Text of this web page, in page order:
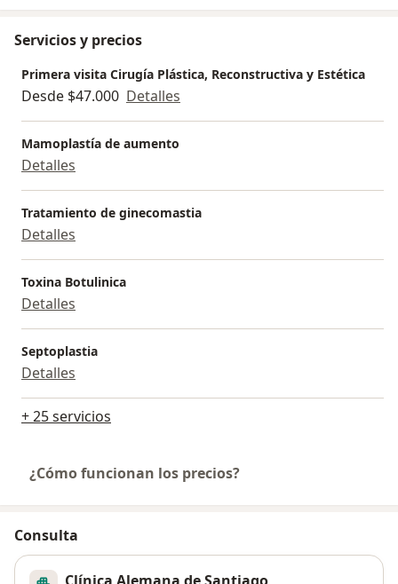
Servicios y precios
Primera visita Cirugía Plástica, Reconstructiva y Estética
Desde $47.000 Detalles
Mamoplastía de aumento
Detalles
Tratamiento de ginecomastia
Detalles
Toxina Botulinica
Detalles
Septoplastia
Detalles
+ 25 servicios
¿Cómo funcionan los precios?
Consulta